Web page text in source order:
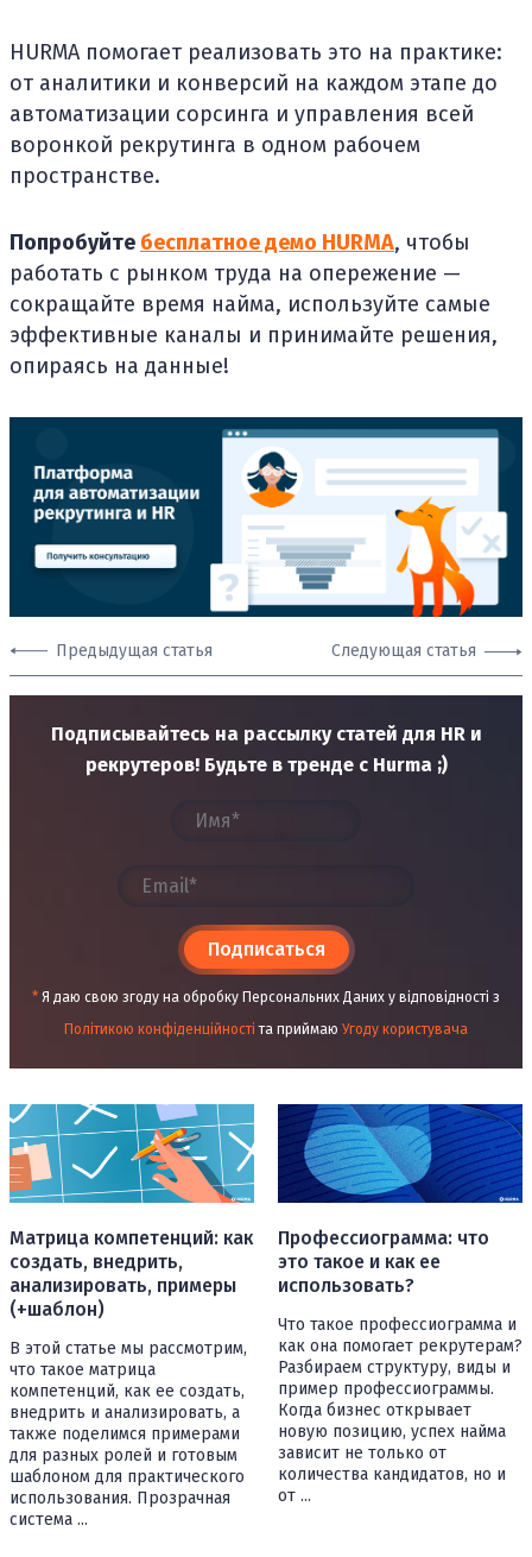
HURMA помогает реализовать это на практике:
от аналитики и конверсий на каждом этапе до
автоматизации сорсинга и управления всей
воронкой рекрутинга в одном рабочем
пространстве.
Попробуйте бесплатное демо HURMA, чтобы
работать с рынком труда на опережение —
сокращайте время найма, используйте самые
эффективные каналы и принимайте решения,
опираясь на данные!
Предыдущая статья Следующая статья
Подписывайтесь на рассылку статей для HR и
рекрутеров! Будьте в тренде с Hurma ;)
Подписаться
* Я даю свою згоду на обробку Персональних Даних у відповідності з
Політикою конфіденційності та приймаю Угоду користувача
Матрица компетенций: как
создать, внедрить,
анализировать, примеры
(+шаблон)
В этой статье мы рассмотрим,
что такое матрица
компетенций, как ее создать,
внедрить и анализировать, а
также поделимся примерами
для разных ролей и готовым
шаблоном для практического
использования. Прозрачная
система ...
Профессиограмма: что
это такое и как ее
использовать?
Что такое профессиограмма и
как она помогает рекрутерам?
Разбираем структуру, виды и
пример профессиограммы.
Когда бизнес открывает
новую позицию, успех найма
зависит не только от
количества кандидатов, но и
от ...